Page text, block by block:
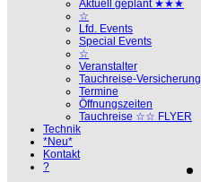
Aktuell geplant ★★★
☆
Lfd. Events
Special Events
☆
Veranstalter
Tauchreise-Versicherung
Termine
Öffnungszeiten
Tauchreise ☆☆ FLYER
Technik
*Neu*
Kontakt
?